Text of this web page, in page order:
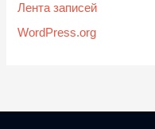
Лента записей
WordPress.org